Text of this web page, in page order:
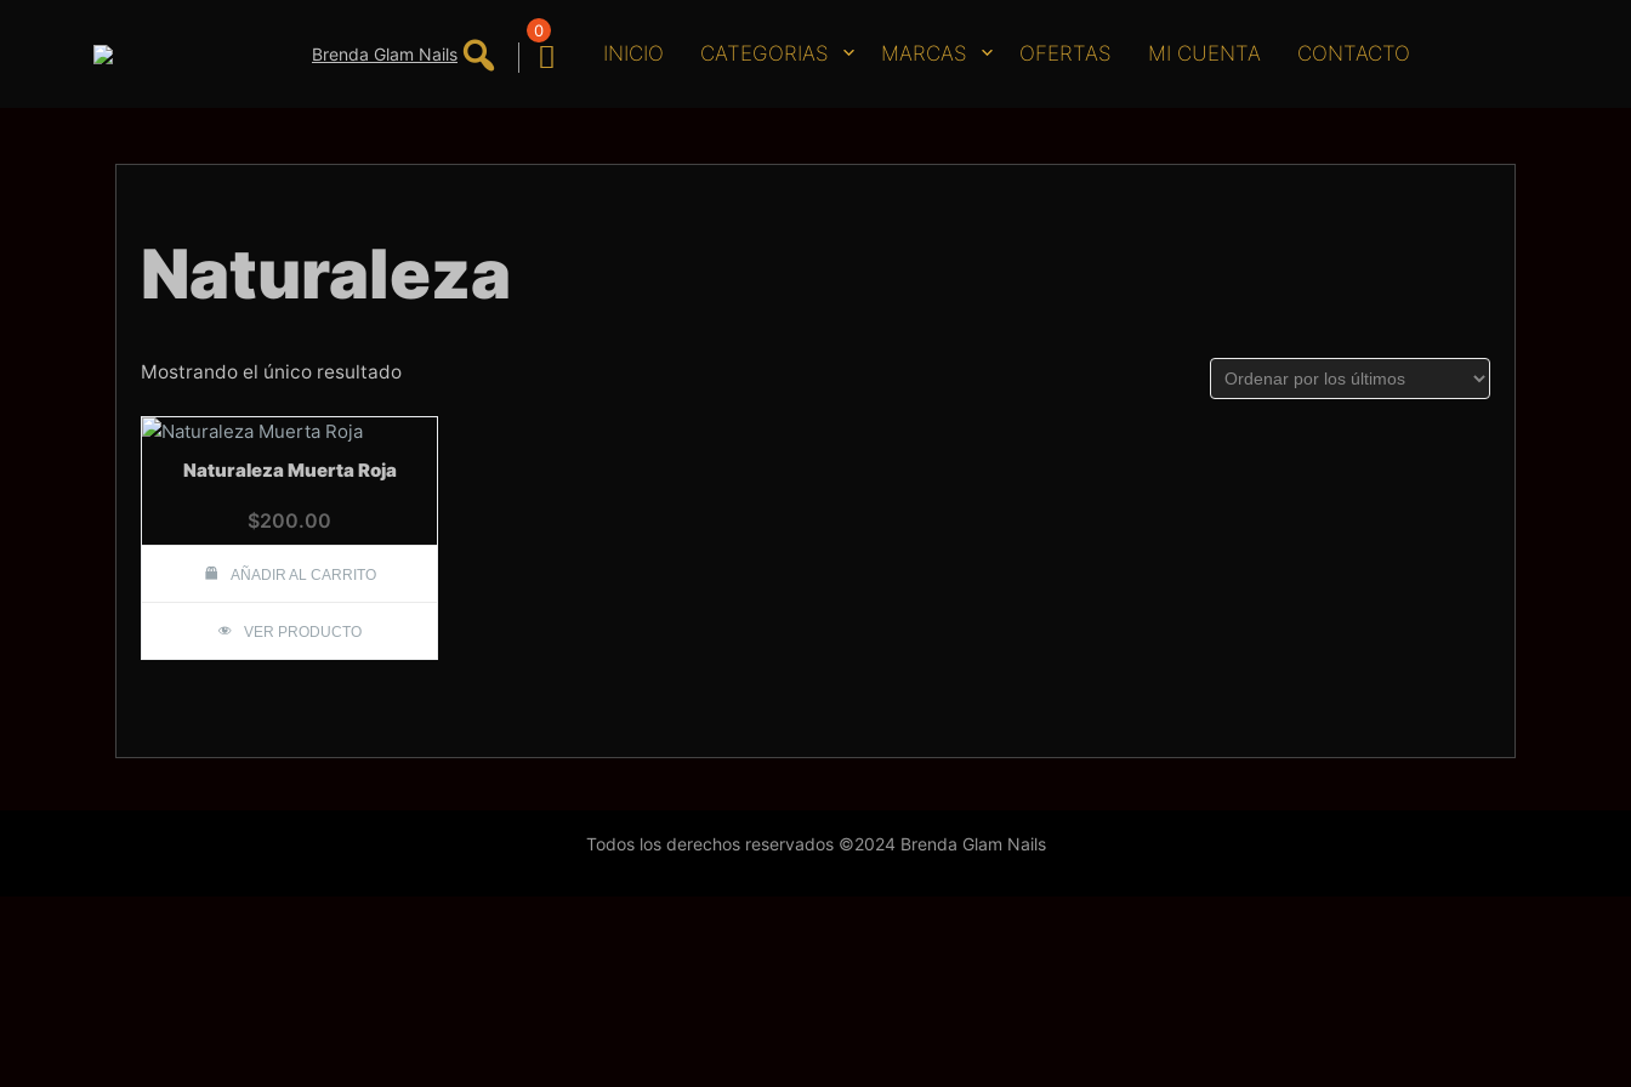
0
INICIO CATEGORIAS MARCAS OFERTAS MI CUENTA CONTACTO
Naturaleza
Mostrando el único resultado
Naturaleza Muerta Roja
$200.00
AÑADIR AL CARRITO
VER PRODUCTO
Todos los derechos reservados ©2024 Brenda Glam Nails